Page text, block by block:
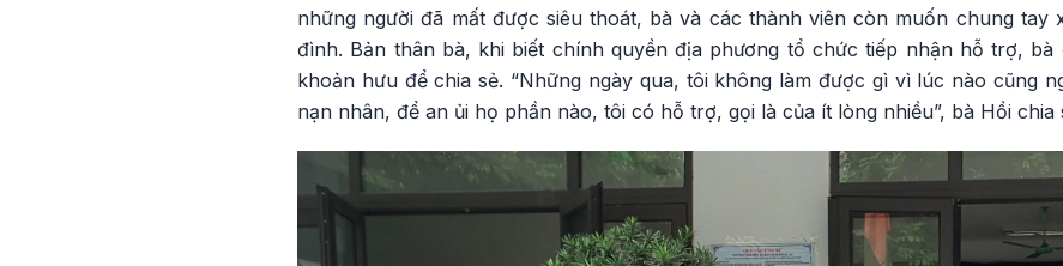
những người đã mất được siêu thoát, bà và các thành viên còn muốn chung tay
đình. Bản thân bà, khi biết chính quyền địa phương tổ chức tiếp nhận hỗ trợ,
khoản hưu để chia sẻ. “Những ngày qua, tôi không làm được gì vì lúc nào cũng
nạn nhân, để an ủi họ phần nào, tôi có hỗ trợ, gọi là của ít lòng nhiều”, bà Hồi chia